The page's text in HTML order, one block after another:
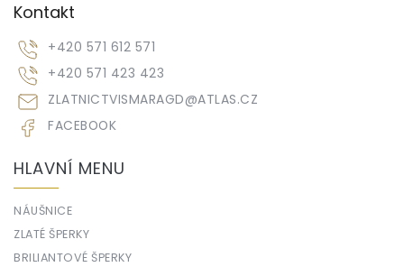
Kontakt
ZLATNICTVISMARAGD@ATLAS.CZ
+420 571 612 571
+420 571 423 423
FACEBOOK
HLAVNÍ MENU
NÁUŠNICE
ZLATÉ ŠPERKY
BRILIANTOVÉ ŠPERKY